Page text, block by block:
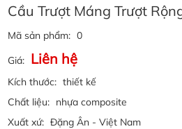
Cầu Trượt Máng Trượt
Mã sản phẩm: 0
Giá: Liên hệ
Kích thước: thiết kế
Chất liệu: nhựa composite
Xuất xứ: Đặng Ân - Việt Nam